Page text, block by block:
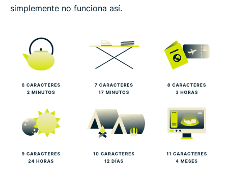
simplemente no funciona así.